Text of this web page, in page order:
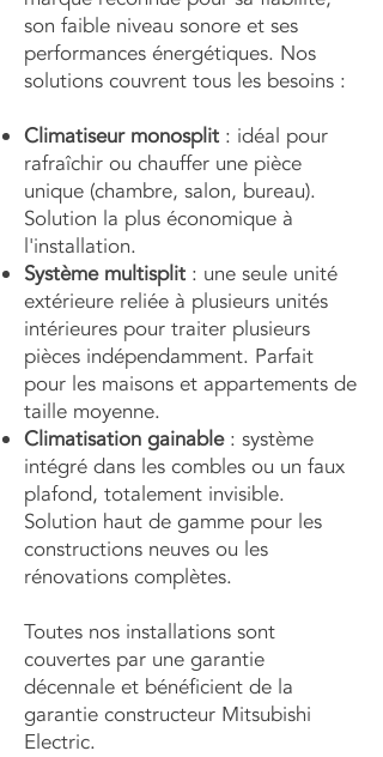
son faible niveau sonore et ses
performances énergétiques. Nos
solutions couvrent tous les besoins :
Climatiseur monosplit : idéal pour
rafraîchir ou chauffer une pièce
unique (chambre, salon, bureau).
Solution la plus économique à
l'installation.
Système multisplit : une seule unité
extérieure reliée à plusieurs unités
intérieures pour traiter plusieurs
pièces indépendamment. Parfait
pour les maisons et appartements de
taille moyenne.
Climatisation gainable: système
intégré dans les combles ou un faux
plafond, totalement invisible.
Solution haut de gamme pour les
constructions neuves ou les
rénovations complètes.
Toutes nos installations sont
couvertes par une garantie
décennale et bénéficient de la
garantie constructeur Mitsubishi
Electric.